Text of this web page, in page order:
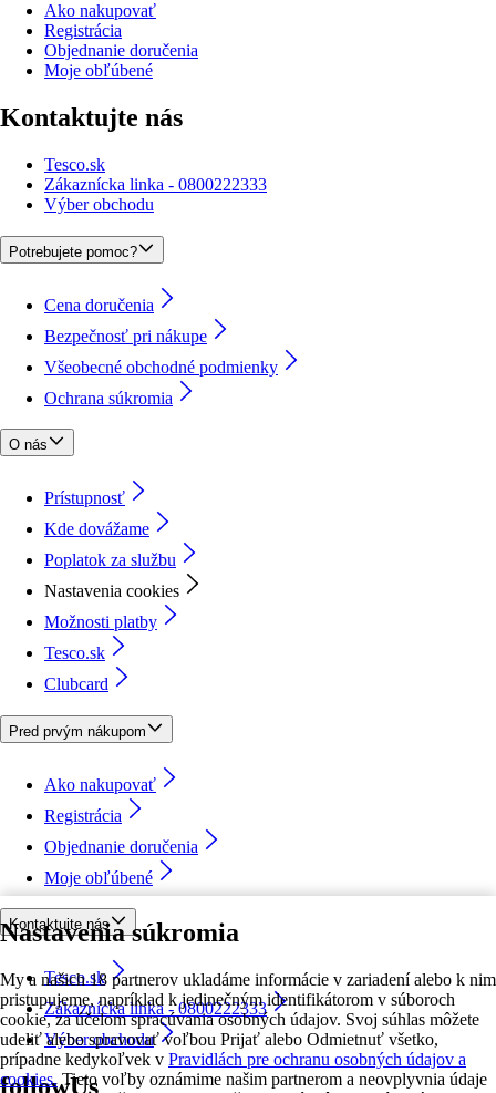
Nastavenia súkromia
My a našich 18 partnerov ukladáme informácie v zariadení alebo k nim
pristupujeme, napríklad k jedinečným identifikátorom v súboroch
cookie, za účelom spracúvania osobných údajov. Svoj súhlas môžete
udeliť alebo spravovať voľbou Prijať alebo Odmietnuť všetko,
prípadne kedykoľvek v Pravidlách pre ochranu osobných údajov a
cookies. Tieto voľby oznámime našim partnerom a neovplyvnia údaje
Ako nakupovať
Registrácia
Objednanie doručenia
Moje obľúbené
Kontaktujte nás
Tesco.sk
Zákaznícka linka - 0800222333
Výber obchodu
Potrebujete pomoc?
Cena doručenia
Bezpečnosť pri nákupe
Všeobecné obchodné podmienky
Ochrana súkromia
O nás
Prístupnosť
Kde dovážame
Poplatok za službu
Nastavenia cookies
Možnosti platby
Tesco.sk
Clubcard
Pred prvým nákupom
Ako nakupovať
Registrácia
Objednanie doručenia
Moje obľúbené
Kontaktujte nás
Tesco.sk
Zákaznícka linka - 0800222333
Výber obchodu
followUs